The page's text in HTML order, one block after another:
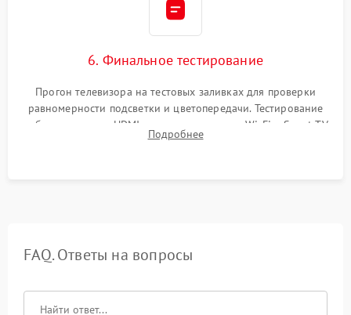
6. Финальное тестирование
Прогон телевизора на тестовых заливках для проверки
равномерности подсветки и цветопередачи. Тестирование
работы разъемов HDMI, динамиков, модуля Wi-Fi и Smart TV
в рабочем режиме в течение нескольких часов.
Подробнее
FAQ. Ответы на вопросы